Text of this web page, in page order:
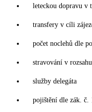
leteckou dopravu v
transfery v cíli
počet noclehů dle
stravování v
služby delegáta
pojištění dle zák. č.